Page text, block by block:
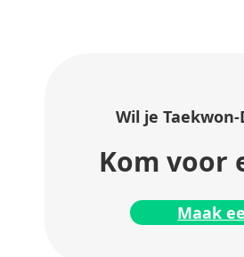
Wil je Taekwon-
Kom voor
Maak